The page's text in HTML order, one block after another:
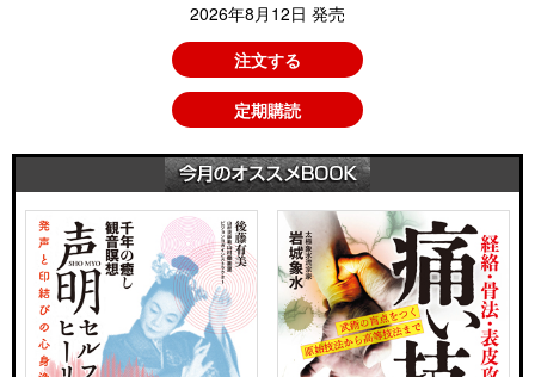
2026年8月12日 発売
注文する
定期購読